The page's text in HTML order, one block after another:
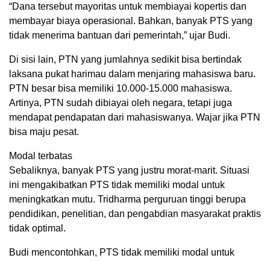
“Dana tersebut mayoritas untuk membiayai kopertis dan
membayar biaya operasional. Bahkan, banyak PTS yang
tidak menerima bantuan dari pemerintah,” ujar Budi.
Di sisi lain, PTN yang jumlahnya sedikit bisa bertindak
laksana pukat harimau dalam menjaring mahasiswa baru.
PTN besar bisa memiliki 10.000-15.000 mahasiswa.
Artinya, PTN sudah dibiayai oleh negara, tetapi juga
mendapat pendapatan dari mahasiswanya. Wajar jika PTN
bisa maju pesat.
Modal terbatas
Sebaliknya, banyak PTS yang justru morat-marit. Situasi
ini mengakibatkan PTS tidak memiliki modal untuk
meningkatkan mutu. Tridharma perguruan tinggi berupa
pendidikan, penelitian, dan pengabdian masyarakat praktis
tidak optimal.
Budi mencontohkan, PTS tidak memiliki modal untuk